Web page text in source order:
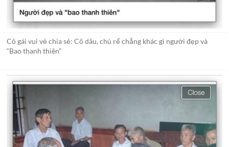
Cô gái vui vẻ chia sẻ: Cô dâu, chú rể chẳng khác gì người đẹp và
“Bao thanh thiên”